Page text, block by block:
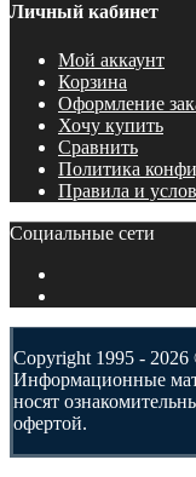
Личный кабинет
Мой аккаунт
Корзина
Оформление
Хочу купить
Сравнить
Политика
Правила и
Социальные сети
Copyright 1995 -
Информационные
носят
офертой.